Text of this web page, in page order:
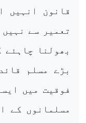
قانون انہیں
تعمیر سے
بھولنا
بڑے مسلم
فوقیت میں
مسلمانوں کے